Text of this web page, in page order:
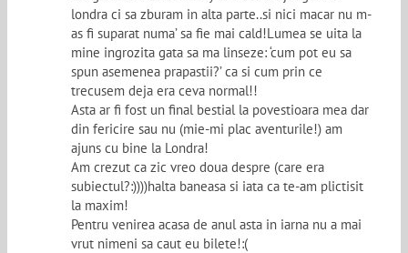
londra ci sa zburam in alta parte..si nici macar nu m-
as fi suparat numa’ sa fie mai cald!Lumea se uita la
mine ingrozita gata sa ma linseze: ‘cum pot eu sa
spun asemenea prapastii?’ ca si cum prin ce
trecusem deja era ceva normal!!
Asta ar fi fost un final bestial la povestioara mea dar
din fericire sau nu (mie-mi plac aventurile!) am
ajuns cu bine la Londra!
Am crezut ca zic vreo doua despre (care era
subiectul?:))))halta baneasa si iata ca te-am plictisit
la maxim!
Pentru venirea acasa de anul asta in iarna nu a mai
vrut nimeni sa caut eu bilete!:(